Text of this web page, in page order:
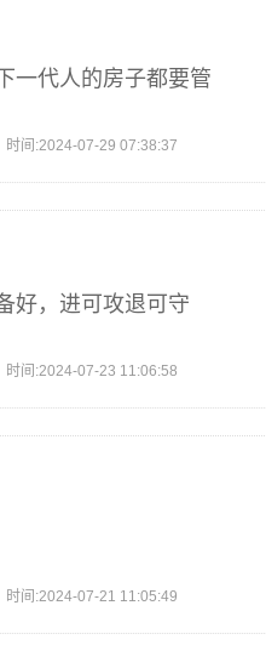
一代人的房子都要管
时间:2024-07-29 07:38:37
好，进可攻退可守
时间:2024-07-23 11:06:58
时间:2024-07-21 11:05:49